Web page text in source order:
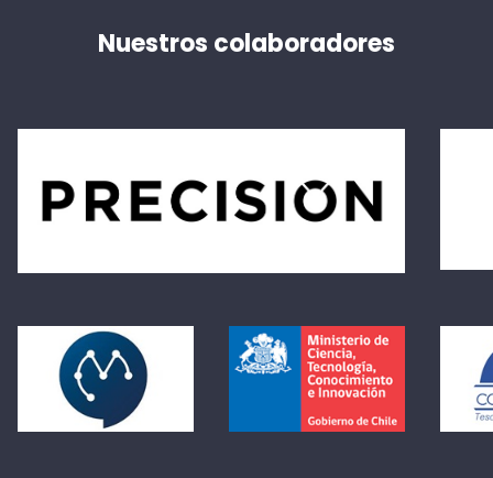
Nuestros colaboradores